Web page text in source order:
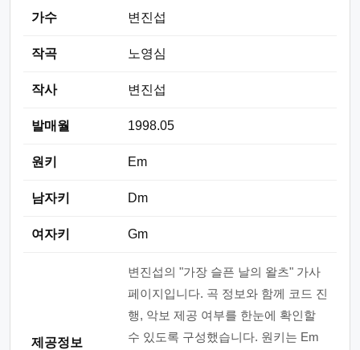
가수 변진섭
작곡 노영심
작사 변진섭
발매월 1998.05
원키 Em
남자키 Dm
여자키 Gm
제공정보
변진섭의 "가장 슬픈 날의 왈츠" 가사
페이지입니다. 곡 정보와 함께 코드 진
행, 악보 제공 여부를 한눈에 확인할
수 있도록 구성했습니다. 원키는 Em